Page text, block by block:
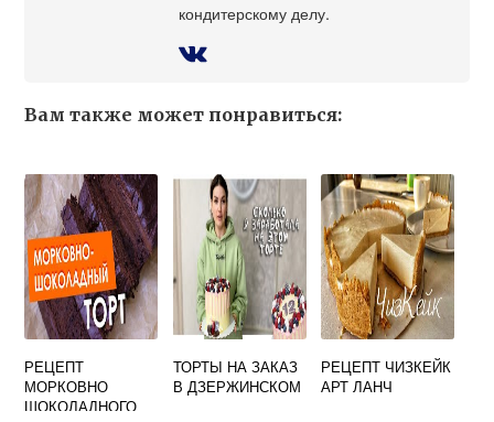
кондитерскому делу.
Вам также может понравиться:
РЕЦЕПТ
МОРКОВНО
ШОКОЛАДНОГО
ТОРТЫ НА ЗАКАЗ
В ДЗЕРЖИНСКОМ
РЕЦЕПТ ЧИЗКЕЙК
АРТ ЛАНЧ